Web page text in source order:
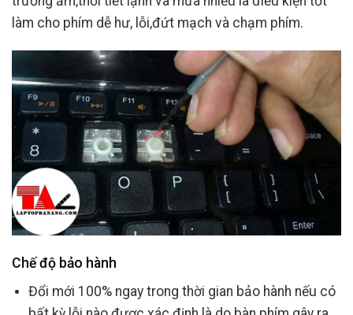
làm cho phím dễ hư, lỗi,đứt mạch và chạm phím.
Chế độ bảo hành
Đổi mới 100% ngay trong thời gian bảo hành nếu có